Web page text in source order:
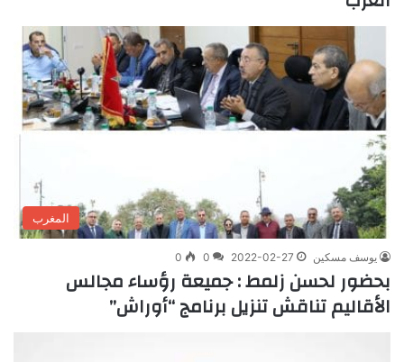
المغرب
يوسف مسكين 2022-02-27
0
0
بحضور لحسن زلمط : جميعة رؤساء مجالس
الأقاليم تناقش تنزيل برنامج “أوراش”